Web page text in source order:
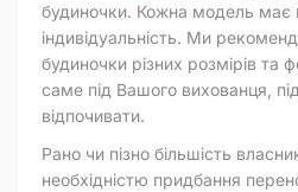
будиночки. Кожна модель має
індивідуальність. Ми
будиночки різних розмірів та
саме під Вашого вихованця,
відпочивати.
Рано чи пізно більшість
необхідністю придбання